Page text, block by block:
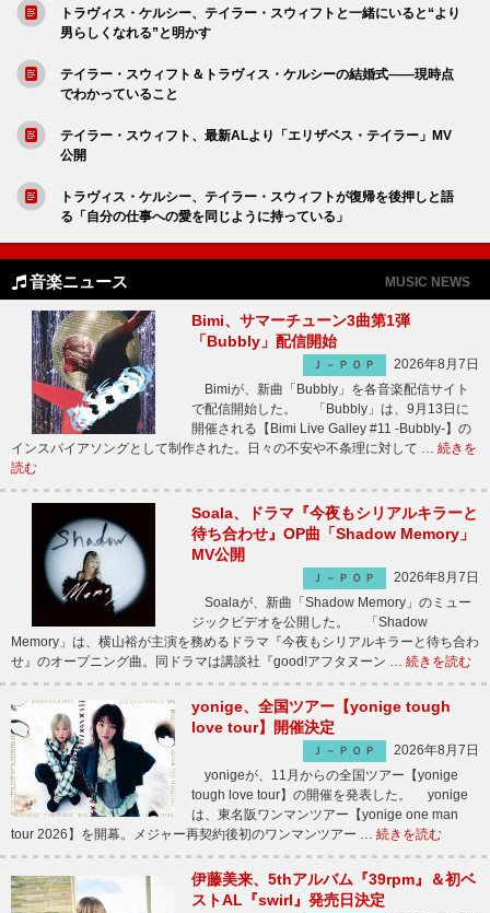
トラヴィス・ケルシー、テイラー・スウィフトと一緒にいると“より
男らしくなれる”と明かす
テイラー・スウィフト＆トラヴィス・ケルシーの結婚式――現時点
でわかっていること
テイラー・スウィフト、最新ALより「エリザベス・テイラー」MV
公開
トラヴィス・ケルシー、テイラー・スウィフトが復帰を後押しと語
る「自分の仕事への愛を同じように持っている」
音楽ニュース MUSIC NEWS
Bimi、サマーチューン3曲第1弾
「Bubbly」配信開始
Ｊ－ＰＯＰ
2026年8月7日
Bimiが、新曲「Bubbly」を各音楽配信サイト
で配信開始した。 「Bubbly」は、9月13日に
開催される【Bimi Live Galley #11 -Bubbly-】の
インスパイアソングとして制作された。日々の不安や不条理に対して … 続きを
読む
Soala、ドラマ『今夜もシリアルキラーと
待ち合わせ』OP曲「Shadow Memory」
MV公開
Ｊ－ＰＯＰ
2026年8月7日
Soalaが、新曲「Shadow Memory」のミュー
ジックビデオを公開した。 「Shadow
Memory」は、横山裕が主演を務めるドラマ『今夜もシリアルキラーと待ち合わ
せ』のオープニング曲。同ドラマは講談社『good!アフタヌーン … 続きを読む
yonige、全国ツアー【yonige tough
love tour】開催決定
Ｊ－ＰＯＰ
2026年8月7日
yonigeが、11月からの全国ツアー【yonige
tough love tour】の開催を発表した。 yonige
は、東名阪ワンマンツアー【yonige one man
tour 2026】を開幕。メジャー再契約後初のワンマンツアー … 続きを読む
伊藤美来、5thアルバム『39rpm』＆初ベ
ストAL『swirl』発売日決定